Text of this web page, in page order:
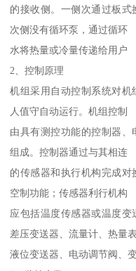
的接收侧。一侧次通过板
次侧没有循环泵，通过循环
水将热量或冷量传递给用户
2、控制原理
机组采用自动控制系统对
人值守自动运行。机组控制
由具有测控功能的控制器
组成。控制器通过与其相连
的传感器和执行机构完成
空制功能；传感器利行机构
应包括温度传感器或温度变
差压变送器、流量计、热量表
液位变送器、电动调节阀、